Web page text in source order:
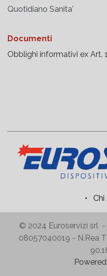
Quotidiano Sanita'
Documenti
Obblighi informativi ex Art.
•
© 2024 Euroservizi srl -
08057040019 - N.Rea